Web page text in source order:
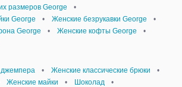
размеров George
•
George
• Женские безрукавки George
•
George
• Женские кофты George
•
• Женские классические брюки
•
Женские майки • Шоколад
•